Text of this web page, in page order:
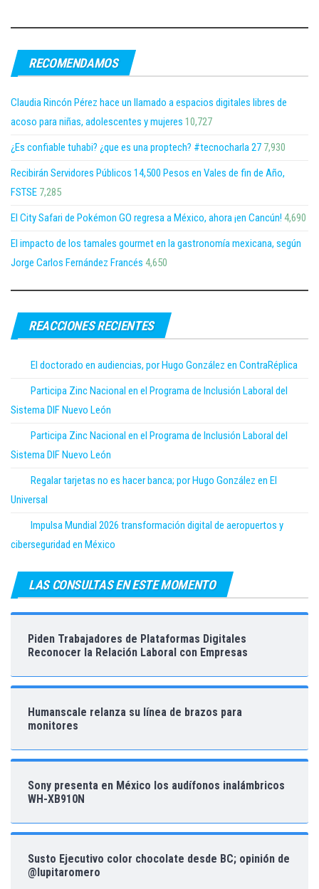
RECOMENDAMOS
Claudia Rincón Pérez hace un llamado a espacios digitales libres de
acoso para niñas, adolescentes y mujeres 10,727
¿Es confiable tuhabi? ¿que es una proptech? #tecnocharla 27 7,930
Recibirán Servidores Públicos 14,500 Pesos en Vales de fin de Año,
FSTSE 7,285
El City Safari de Pokémon GO regresa a México, ahora ¡en Cancún! 4,690
El impacto de los tamales gourmet en la gastronomía mexicana, según
Jorge Carlos Fernández Francés 4,650
REACCIONES RECIENTES
El doctorado en audiencias, por Hugo González en ContraRéplica
Participa Zinc Nacional en el Programa de Inclusión Laboral del
Sistema DIF Nuevo León
Participa Zinc Nacional en el Programa de Inclusión Laboral del
Sistema DIF Nuevo León
Regalar tarjetas no es hacer banca; por Hugo González en El
Universal
Impulsa Mundial 2026 transformación digital de aeropuertos y
ciberseguridad en México
LAS CONSULTAS EN ESTE MOMENTO
Piden Trabajadores de Plataformas Digitales
Reconocer la Relación Laboral con Empresas
Humanscale relanza su línea de brazos para
monitores
Sony presenta en México los audífonos inalámbricos
WH-XB910N
Susto Ejecutivo color chocolate desde BC; opinión de
@lupitaromero